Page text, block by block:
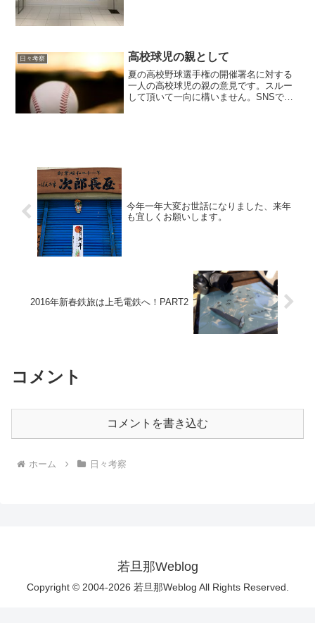
日々考察 高校球児の親として
夏の高校野球選手権の開催署名に対する
一人の高校球児の親の意見です。スルー
して頂いて一向に構いません。SNSで夏
今年一年大変お世話になりました、来年
も宜しくお願いします。
2016年新春鉄旅は上毛電鉄へ！PART2
コメント
コメントを書き込む
ホーム 日々考察
若旦那Weblog
Copyright © 2004-2026 若旦那Weblog All Rights Reserved.